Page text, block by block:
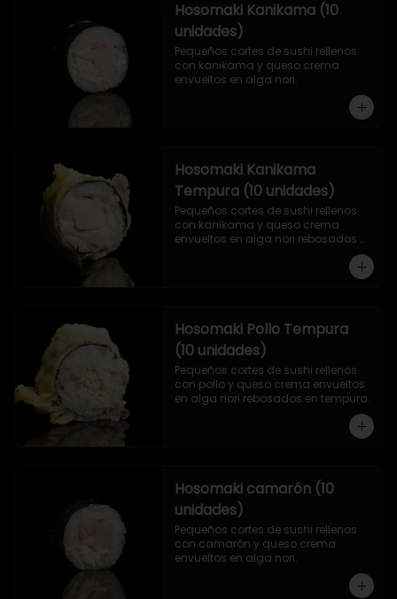
Hosomaki Kanikama (10
unidades)
Pequeños cortes de sushi rellenos
con kanikama y queso crema
envueltos en alga nori.
Hosomaki Kanikama
Tempura (10 unidades)
Pequeños cortes de sushi rellenos
con kanikama y queso crema
envueltos en alga nori rebosados
Hosomaki Pollo Tempura
(10 unidades)
Pequeños cortes de sushi rellenos
con pollo y queso crema envueltos
en alga nori rebosados en tempura.
Hosomaki camarón (10
unidades)
Pequeños cortes de sushi rellenos
con camarón y queso crema
envueltos en alga nori.